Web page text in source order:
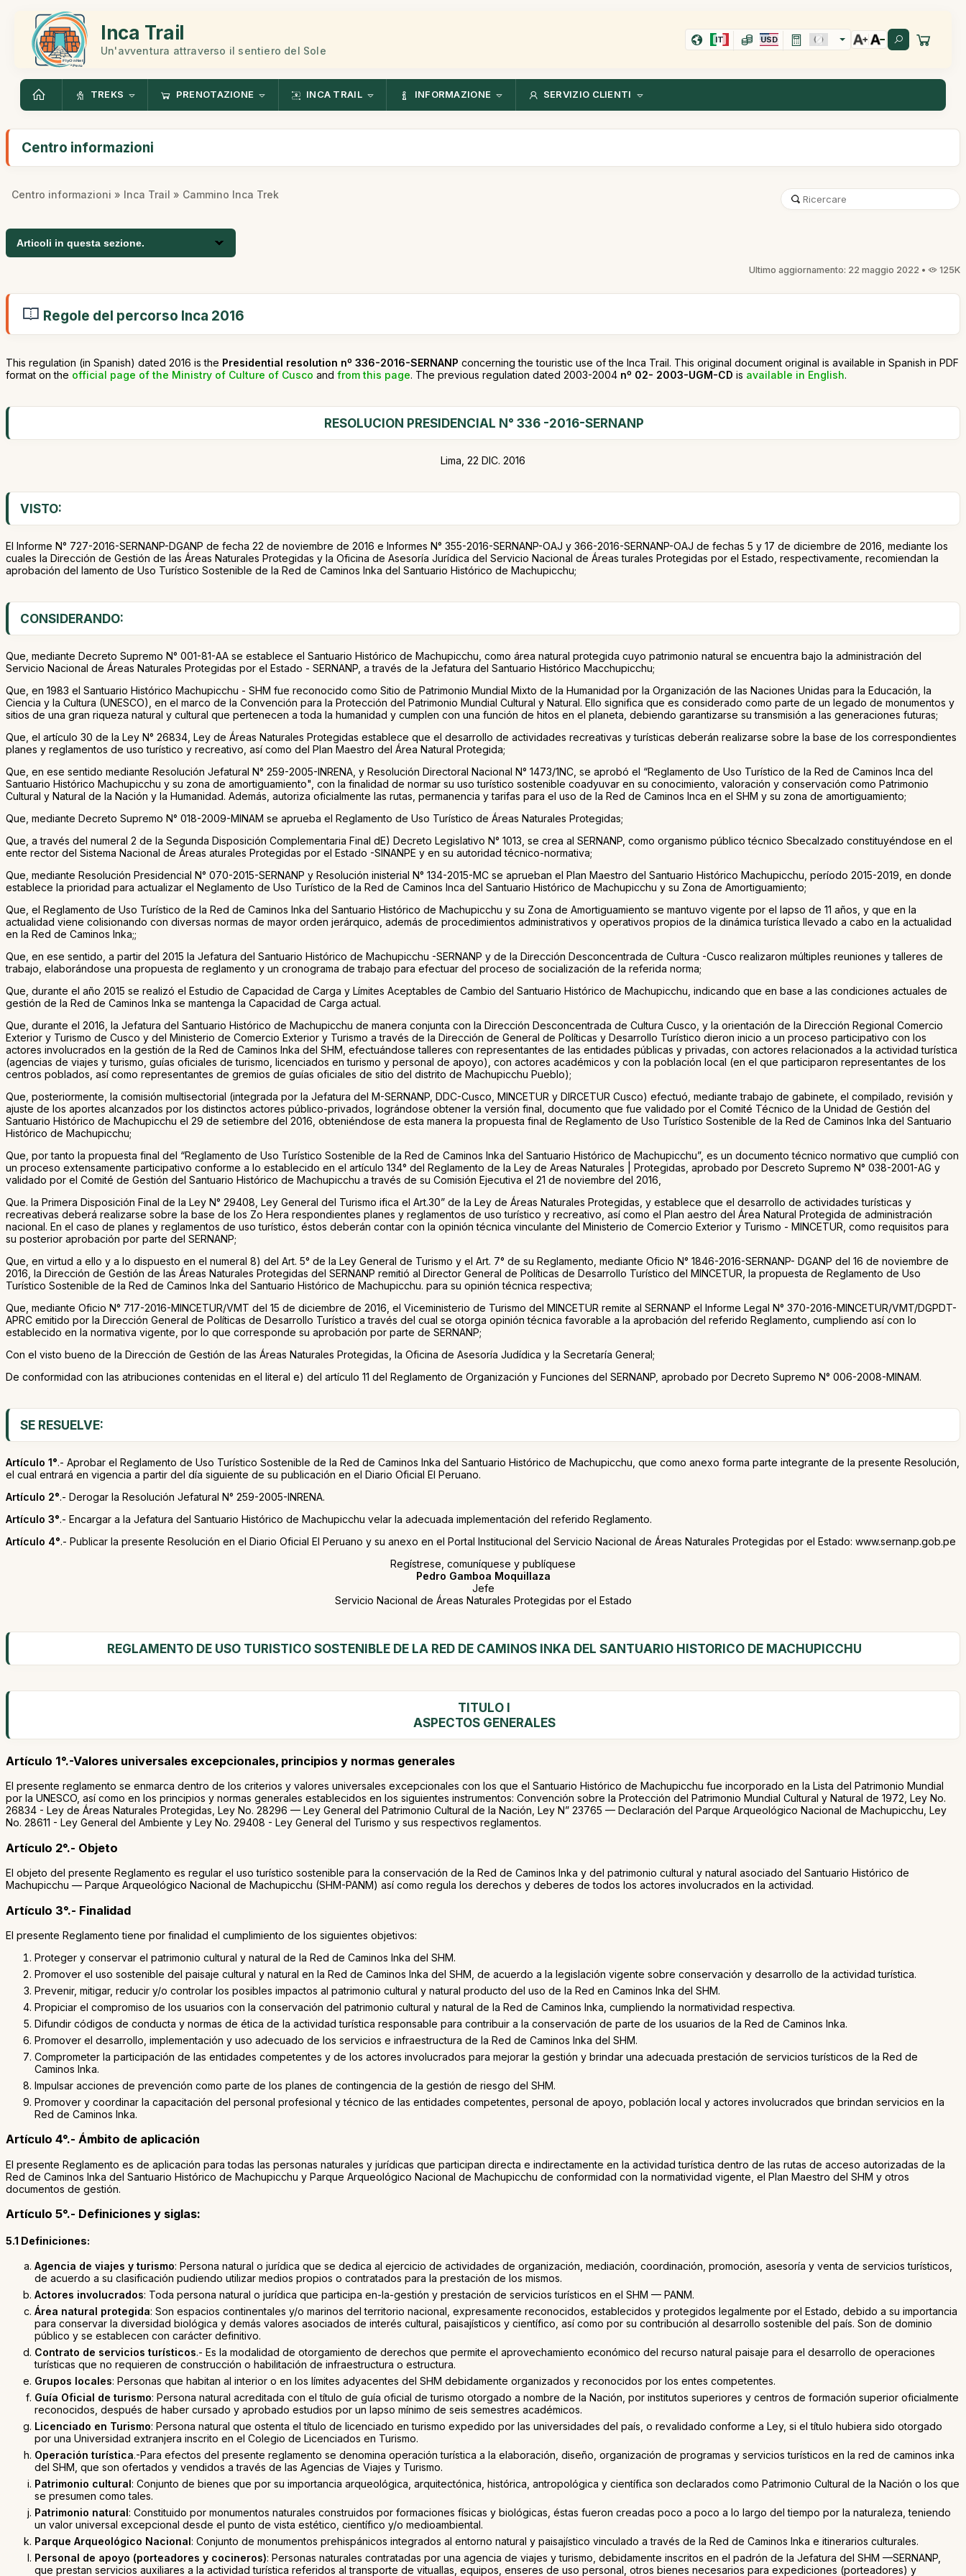
Inca Trail
Un'avventura attraverso il sentiero del Sole
IT USD
TREKS PRENOTAZIONE INCA TRAIL INFORMAZIONE SERVIZIO CLIENTI
Centro informazioni
Centro informazioni » Inca Trail » Cammino Inca Trek
Articoli in questa sezione.
Ultimo aggiornamento: 22 maggio 2022 • 125K
Regole del percorso Inca 2016
This regulation (in Spanish) dated 2016 is the Presidential resolution nº 336-2016-SERNANP concerning the touristic use of the Inca Trail. This original document original is available in Spanish in PDF
format on the official page of the Ministry of Culture of Cusco and from this page. The previous regulation dated 2003-2004 nº 02- 2003-UGM-CD is available in English.
RESOLUCION PRESIDENCIAL N° 336 -2016-SERNANP
Lima, 22 DIC. 2016
VISTO:
El Informe N° 727-2016-SERNANP-DGANP de fecha 22 de noviembre de 2016 e Informes N° 355-2016-SERNANP-OAJ y 366-2016-SERNANP-OAJ de fechas 5 y 17 de diciembre de 2016, mediante los
cuales la Dirección de Gestión de las Áreas Naturales Protegidas y la Oficina de Asesoría Jurídica del Servicio Nacional de Áreas turales Protegidas por el Estado, respectivamente, recomiendan la
aprobación del lamento de Uso Turístico Sostenible de la Red de Caminos Inka del Santuario Histórico de Machupicchu;
CONSIDERANDO:
Que, mediante Decreto Supremo N° 001-81-AA se establece el Santuario Histórico de Machupicchu, como área natural protegida cuyo patrimonio natural se encuentra bajo la administración del
Servicio Nacional de Áreas Naturales Protegidas por el Estado - SERNANP, a través de la Jefatura del Santuario Histórico Macchupicchu;
Que, en 1983 el Santuario Histórico Machupicchu - SHM fue reconocido como Sitio de Patrimonio Mundial Mixto de la Humanidad por la Organización de las Naciones Unidas para la Educación, la
Ciencia y la Cultura (UNESCO), en el marco de la Convención para la Protección del Patrimonio Mundial Cultural y Natural. Ello significa que es considerado como parte de un legado de monumentos y
sitios de una gran riqueza natural y cultural que pertenecen a toda la humanidad y cumplen con una función de hitos en el planeta, debiendo garantizarse su transmisión a las generaciones futuras;
Que, el artículo 30 de la Ley N° 26834, Ley de Áreas Naturales Protegidas establece que el desarrollo de actividades recreativas y turísticas deberán realizarse sobre la base de los correspondientes
planes y reglamentos de uso turístico y recreativo, así como del Plan Maestro del Área Natural Protegida;
Que, en ese sentido mediante Resolución Jefatural N° 259-2005-INRENA, y Resolución Directoral Nacional N° 1473/1NC, se aprobó el “Reglamento de Uso Turístico de la Red de Caminos Inca del
Santuario Histórico Machupicchu y su zona de amortiguamiento", con la finalidad de normar su uso turístico sostenible coadyuvar en su conocimiento, valoración y conservación como Patrimonio
Cultural y Natural de la Nación y la Humanidad. Además, autoriza oficialmente las rutas, permanencia y tarifas para el uso de la Red de Caminos Inca en el SHM y su zona de amortiguamiento;
Que, mediante Decreto Supremo N° 018-2009-MINAM se aprueba el Reglamento de Uso Turístico de Áreas Naturales Protegidas;
Que, a través del numeral 2 de la Segunda Disposición Complementaria Final dE) Decreto Legislativo N° 1013, se crea al SERNANP, como organismo público técnico Sbecalzado constituyéndose en el
ente rector del Sistema Nacional de Áreas aturales Protegidas por el Estado -SINANPE y en su autoridad técnico-normativa;
Que, mediante Resolución Presidencial N° 070-2015-SERNANP y Resolución inisterial N° 134-2015-MC se aprueban el Plan Maestro del Santuario Histórico Machupicchu, período 2015-2019, en donde
establece la prioridad para actualizar el Neglamento de Uso Turístico de la Red de Caminos Inca del Santuario Histórico de Machupicchu y su Zona de Amortiguamiento;
Que, el Reglamento de Uso Turístico de la Red de Caminos Inka del Santuario Histórico de Machupicchu y su Zona de Amortiguamiento se mantuvo vigente por el lapso de 11 años, y que en la
actualidad viene colisionando con diversas normas de mayor orden jerárquico, además de procedimientos administrativos y operativos propios de la dinámica turística llevado a cabo en la actualidad
en la Red de Caminos Inka;;
Que, en ese sentido, a partir del 2015 la Jefatura del Santuario Histórico de Machupicchu -SERNANP y de la Dirección Desconcentrada de Cultura -Cusco realizaron múltiples reuniones y talleres de
trabajo, elaborándose una propuesta de reglamento y un cronograma de trabajo para efectuar del proceso de socialización de la referida norma;
Que, durante el año 2015 se realizó el Estudio de Capacidad de Carga y Límites Aceptables de Cambio del Santuario Histórico de Machupicchu, indicando que en base a las condiciones actuales de
gestión de la Red de Caminos Inka se mantenga la Capacidad de Carga actual.
Que, durante el 2016, la Jefatura del Santuario Histórico de Machupicchu de manera conjunta con la Dirección Desconcentrada de Cultura Cusco, y la orientación de la Dirección Regional Comercio
Exterior y Turismo de Cusco y del Ministerio de Comercio Exterior y Turismo a través de la Dirección de General de Políticas y Desarrollo Turístico dieron inicio a un proceso participativo con los
actores involucrados en la gestión de la Red de Caminos Inka del SHM, efectuándose talleres con representantes de las entidades públicas y privadas, con actores relacionados a la actividad turística
(agencias de viajes y turismo, guías oficiales de turismo, licenciados en turismo y personal de apoyo), con actores académicos y con la población local (en el que participaron representantes de los
centros poblados, así como representantes de gremios de guías oficiales de sitio del distrito de Machupicchu Pueblo);
Que, posteriormente, la comisión multisectorial (integrada por la Jefatura del M-SERNANP, DDC-Cusco, MINCETUR y DIRCETUR Cusco) efectuó, mediante trabajo de gabinete, el compilado, revisión y
ajuste de los aportes alcanzados por los distinctos actores público-privados, lográndose obtener la versión final, documento que fue validado por el Comité Técnico de la Unidad de Gestión del
Santuario Histórico de Machupicchu el 29 de setiembre del 2016, obteniéndose de esta manera la propuesta final de Reglamento de Uso Turístico Sostenible de la Red de Caminos Inka del Santuario
Histórico de Machupicchu;
Que, por tanto la propuesta final del “Reglamento de Uso Turístico Sostenible de la Red de Caminos Inka del Santuario Histórico de Machupicchu”, es un documento técnico normativo que cumplió con
un proceso extensamente participativo conforme a lo establecido en el artículo 134° del Reglamento de la Ley de Areas Naturales | Protegidas, aprobado por Descreto Supremo N° 038-2001-AG y
validado por el Comité de Gestión del Santuario Histórico de Machupicchu a través de su Comisión Ejecutiva el 21 de noviembre del 2016,
Que. la Primera Disposición Final de la Ley N° 29408, Ley General del Turismo ifica el Art.30” de la Ley de Áreas Naturales Protegidas, y establece que el desarrollo de actividades turísticas y
recreativas deberá realizarse sobre la base de los Zo Hera respondientes planes y reglamentos de uso turístico y recreativo, así como el Plan aestro del Área Natural Protegida de administración
nacional. En el caso de planes y reglamentos de uso turístico, éstos deberán contar con la opinión técnica vinculante del Ministerio de Comercio Exterior y Turismo - MINCETUR, como requisitos para
su posterior aprobación por parte del SERNANP;
Que, en virtud a ello y a lo dispuesto en el numeral 8) del Art. 5° de la Ley General de Turismo y el Art. 7° de su Reglamento, mediante Oficio N° 1846-2016-SERNANP- DGANP del 16 de noviembre de
2016, la Dirección de Gestión de las Áreas Naturales Protegidas del SERNANP remitió al Director General de Políticas de Desarrollo Turístico del MINCETUR, la propuesta de Reglamento de Uso
Turístico Sostenible de la Red de Caminos Inka del Santuario Histórico de Machupicchu. para su opinión técnica respectiva;
Que, mediante Oficio N° 717-2016-MINCETUR/VMT del 15 de diciembre de 2016, el Viceministerio de Turismo del MINCETUR remite al SERNANP el Informe Legal N° 370-2016-MINCETUR/VMT/DGPDT-
APRC emitido por la Dirección General de Políticas de Desarrollo Turístico a través del cual se otorga opinión técnica favorable a la aprobación del referido Reglamento, cumpliendo así con lo
establecido en la normativa vigente, por lo que corresponde su aprobación por parte de SERNANP;
Con el visto bueno de la Dirección de Gestión de las Áreas Naturales Protegidas, la Oficina de Asesoría Judídica y la Secretaría General;
De conformidad con las atribuciones contenidas en el literal e) del artículo 11 del Reglamento de Organización y Funciones del SERNANP, aprobado por Decreto Supremo N° 006-2008-MINAM.
SE RESUELVE:
Artículo 1°.- Aprobar el Reglamento de Uso Turístico Sostenible de la Red de Caminos Inka del Santuario Histórico de Machupicchu, que como anexo forma parte integrante de la presente Resolución,
el cual entrará en vigencia a partir del día siguiente de su publicación en el Diario Oficial El Peruano.
Artículo 2°.- Derogar la Resolución Jefatural N° 259-2005-INRENA.
Artículo 3°.- Encargar a la Jefatura del Santuario Histórico de Machupicchu velar la adecuada implementación del referido Reglamento.
Artículo 4°.- Publicar la presente Resolución en el Diario Oficial El Peruano y su anexo en el Portal Institucional del Servicio Nacional de Áreas Naturales Protegidas por el Estado: www.sernanp.gob.pe
Regístrese, comuníquese y publíquese
Pedro Gamboa Moquillaza
Jefe
Servicio Nacional de Áreas Naturales Protegidas por el Estado
REGLAMENTO DE USO TURISTICO SOSTENIBLE DE LA RED DE CAMINOS INKA DEL SANTUARIO HISTORICO DE MACHUPICCHU
TITULO I
ASPECTOS GENERALES
Artículo 1°.-Valores universales excepcionales, principios y normas generales
El presente reglamento se enmarca dentro de los criterios y valores universales excepcionales con los que el Santuario Histórico de Machupicchu fue incorporado en la Lista del Patrimonio Mundial
por la UNESCO, así como en los principios y normas generales establecidos en los siguientes instrumentos: Convención sobre la Protección del Patrimonio Mundial Cultural y Natural de 1972, Ley No.
26834 - Ley de Áreas Naturales Protegidas, Ley No. 28296 — Ley General del Patrimonio Cultural de la Nación, Ley N” 23765 — Declaración del Parque Arqueológico Nacional de Machupicchu, Ley
No. 28611 - Ley General del Ambiente y Ley No. 29408 - Ley General del Turismo y sus respectivos reglamentos.
Artículo 2°.- Objeto
El objeto del presente Reglamento es regular el uso turístico sostenible para la conservación de la Red de Caminos Inka y del patrimonio cultural y natural asociado del Santuario Histórico de
Machupicchu — Parque Arqueológico Nacional de Machupicchu (SHM-PANM) así como regula los derechos y deberes de todos los actores involucrados en la actividad.
Artículo 3°.- Finalidad
El presente Reglamento tiene por finalidad el cumplimiento de los siguientes objetivos:
Proteger y conservar el patrimonio cultural y natural de la Red de Caminos Inka del SHM.
Promover el uso sostenible del paisaje cultural y natural en la Red de Caminos Inka del SHM, de acuerdo a la legislación vigente sobre conservación y desarrollo de la actividad turística.
Prevenir, mitigar, reducir y/o controlar los posibles impactos al patrimonio cultural y natural producto del uso de la Red en Caminos Inka del SHM.
Propiciar el compromiso de los usuarios con la conservación del patrimonio cultural y natural de la Red de Caminos Inka, cumpliendo la normatividad respectiva.
Difundir códigos de conducta y normas de ética de la actividad turística responsable para contribuir a la conservación de parte de los usuarios de la Red de Caminos Inka.
Promover el desarrollo, implementación y uso adecuado de los servicios e infraestructura de la Red de Caminos Inka del SHM.
Comprometer la participación de las entidades competentes y de los actores involucrados para mejorar la gestión y brindar una adecuada prestación de servicios turísticos de la Red de
Caminos Inka.
Impulsar acciones de prevención como parte de los planes de contingencia de la gestión de riesgo del SHM.
Promover y coordinar la capacitación del personal profesional y técnico de las entidades competentes, personal de apoyo, población local y actores involucrados que brindan servicios en la
Red de Caminos Inka.
Artículo 4°.- Ámbito de aplicación
El presente Reglamento es de aplicación para todas las personas naturales y jurídicas que participan directa e indirectamente en la actividad turística dentro de las rutas de acceso autorizadas de la
Red de Caminos Inka del Santuario Histórico de Machupicchu y Parque Arqueológico Nacional de Machupicchu de conformidad con la normatividad vigente, el Plan Maestro del SHM y otros
documentos de gestión.
Artículo 5°.- Definiciones y siglas:
5.1 Definiciones:
Agencia de viajes y turismo: Persona natural o jurídica que se dedica al ejercicio de actividades de organización, mediación, coordinación, promoción, asesoría y venta de servicios turísticos,
de acuerdo a su clasificación pudiendo utilizar medios propios o contratados para la prestación de los mismos.
Actores involucrados: Toda persona natural o jurídica que participa en-la-gestión y prestación de servicios turísticos en el SHM — PANM.
Área natural protegida: Son espacios continentales y/o marinos del territorio nacional, expresamente reconocidos, establecidos y protegidos legalmente por el Estado, debido a su importancia
para conservar la diversidad biológica y demás valores asociados de interés cultural, paisajísticos y científico, así como por su contribución al desarrollo sostenible del país. Son de dominio
público y se establecen con carácter definitivo.
Contrato de servicios turísticos.- Es la modalidad de otorgamiento de derechos que permite el aprovechamiento económico del recurso natural paisaje para el desarrollo de operaciones
turísticas que no requieren de construcción o habilitación de infraestructura o estructura.
Grupos locales: Personas que habitan al interior o en los límites adyacentes del SHM debidamente organizados y reconocidos por los entes competentes.
Guía Oficial de turismo: Persona natural acreditada con el título de guía oficial de turismo otorgado a nombre de la Nación, por institutos superiores y centros de formación superior oficialmente
reconocidos, después de haber cursado y aprobado estudios por un lapso mínimo de seis semestres académicos.
Licenciado en Turismo: Persona natural que ostenta el título de licenciado en turismo expedido por las universidades del país, o revalidado conforme a Ley, si el título hubiera sido otorgado
por una Universidad extranjera inscrito en el Colegio de Licenciados en Turismo.
Operación turística.-Para efectos del presente reglamento se denomina operación turística a la elaboración, diseño, organización de programas y servicios turísticos en la red de caminos inka
del SHM, que son ofertados y vendidos a través de las Agencias de Viajes y Turismo.
Patrimonio cultural: Conjunto de bienes que por su importancia arqueológica, arquitectónica, histórica, antropológica y científica son declarados como Patrimonio Cultural de la Nación o los que
se presumen como tales.
Patrimonio natural: Constituido por monumentos naturales construidos por formaciones físicas y biológicas, éstas fueron creadas poco a poco a lo largo del tiempo por la naturaleza, teniendo
un valor universal excepcional desde el punto de vista estético, científico y/o medioambiental.
Parque Arqueológico Nacional: Conjunto de monumentos prehispánicos integrados al entorno natural y paisajístico vinculado a través de la Red de Caminos Inka e itinerarios culturales.
Personal de apoyo (porteadores y cocineros): Personas naturales contratadas por una agencia de viajes y turismo, debidamente inscritos en el padrón de la Jefatura del SHM —SERNANP,
que prestan servicios auxiliares a la actividad turística referidos al transporte de vituallas, equipos, enseres de uso personal, otros bienes necesarios para expediciones (porteadores) y